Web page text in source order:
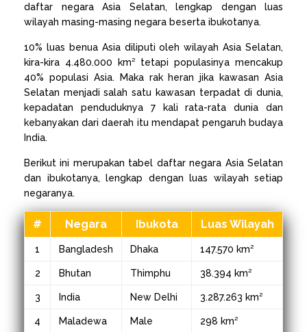
daftar negara Asia Selatan, lengkap dengan luas
wilayah masing-masing negara beserta ibukotanya.
10% luas benua Asia diliputi oleh wilayah Asia Selatan,
kira-kira 4.480.000 km² tetapi populasinya mencakup
40% populasi Asia. Maka rak heran jika kawasan Asia
Selatan menjadi salah satu kawasan terpadat di dunia,
kepadatan penduduknya 7 kali rata-rata dunia dan
kebanyakan dari daerah itu mendapat pengaruh budaya
India.
Berikut ini merupakan tabel daftar negara Asia Selatan
dan ibukotanya, lengkap dengan luas wilayah setiap
negaranya.
# Negara Ibukota Luas Wilayah
1 Bangladesh Dhaka 147.570 km²
2 Bhutan Thimphu 38.394 km²
3 India New Delhi 3.287.263 km²
4 Maladewa Male 298 km²